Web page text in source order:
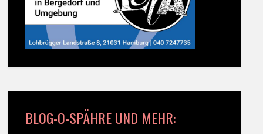
BLOG-O-SPÄHRE UND MEHR: